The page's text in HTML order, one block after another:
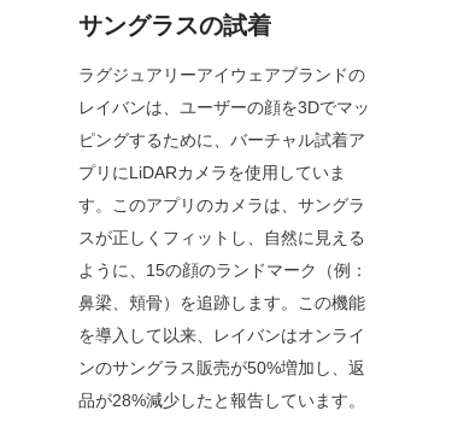
サングラスの試着
ラグジュアリーアイウェアブランドの
レイバンは、ユーザーの顔を3Dでマッ
ピングするために、バーチャル試着ア
プリにLiDARカメラを使用していま
す。このアプリのカメラは、サングラ
スが正しくフィットし、自然に見える
ように、15の顔のランドマーク（例：
鼻梁、頬骨）を追跡します。この機能
を導入して以来、レイバンはオンライ
ンのサングラス販売が50%増加し、返
品が28%減少したと報告しています。